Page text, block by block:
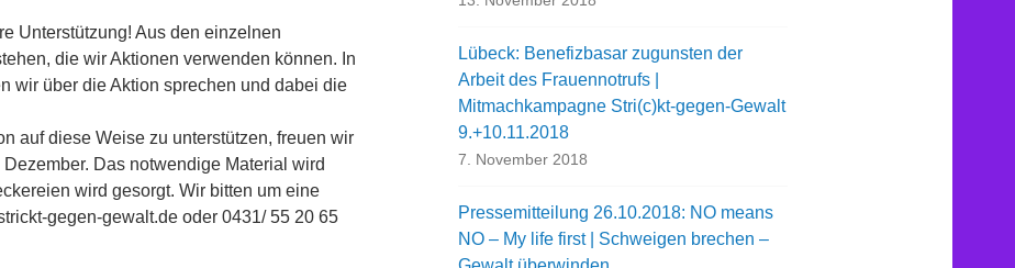
Unterstützung! Aus den einzelnen
die wir Aktionen verwenden können. In
wir über die Aktion sprechen und dabei die
auf diese Weise zu unterstützen, freuen wir
Das notwendige Material wird
wird gesorgt. Wir bitten um eine
gegen-gewalt.de oder 0431/ 55 20 65
Lübeck: Benefizbasar zugunsten der
Arbeit des Frauennotrufs |
Mitmachkampagne Stri(c)kt-gegen-Gewalt
9.+10.11.2018
7. November 2018
Pressemitteilung 26.10.2018: NO means
NO – My life first | Schweigen brechen –